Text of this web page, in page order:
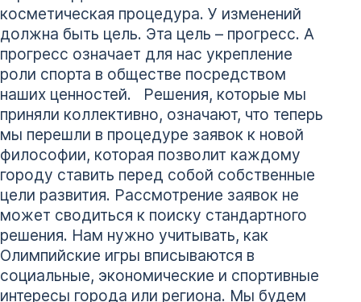
косметическая процедура. У изменений
должна быть цель. Эта цель – прогресс. А
прогресс означает для нас укрепление
роли спорта в обществе посредством
наших ценностей. Решения, которые мы
приняли коллективно, означают, что теперь
мы перешли в процедуре заявок к новой
философии, которая позволит каждому
городу ставить перед собой собственные
цели развития. Рассмотрение заявок не
может сводиться к поиску стандартного
решения. Нам нужно учитывать, как
Олимпийские игры вписываются в
социальные, экономические и спортивные
интересы города или региона. Мы будем